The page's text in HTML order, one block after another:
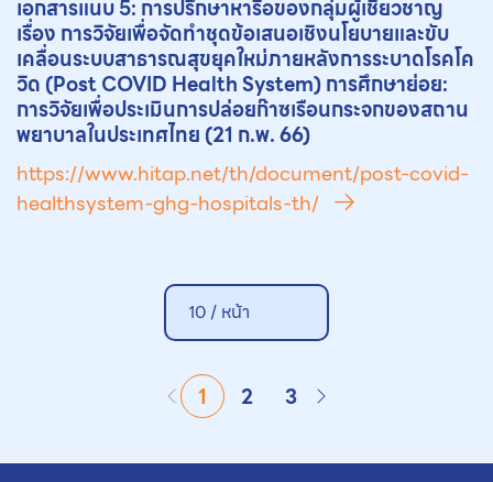
เอกสารแนบ 5: การปรึกษาหารือของกลุ่มผู้เชี่ยวชาญ
เรื่อง การวิจัยเพื่อจัดทำชุดข้อเสนอเชิงนโยบายและขับ
เคลื่อนระบบสาธารณสุขยุคใหม่ภายหลังการระบาดโรคโค
วิด (Post COVID Health System) การศึกษาย่อย:
การวิจัยเพื่อประเมินการปล่อยก๊าซเรือนกระจกของสถาน
พยาบาลในประเทศไทย (21 ก.พ. 66)
https://www.hitap.net/th/document/post-covid-
healthsystem-ghg-hospitals-th/
10 / หน้า
1 2 3